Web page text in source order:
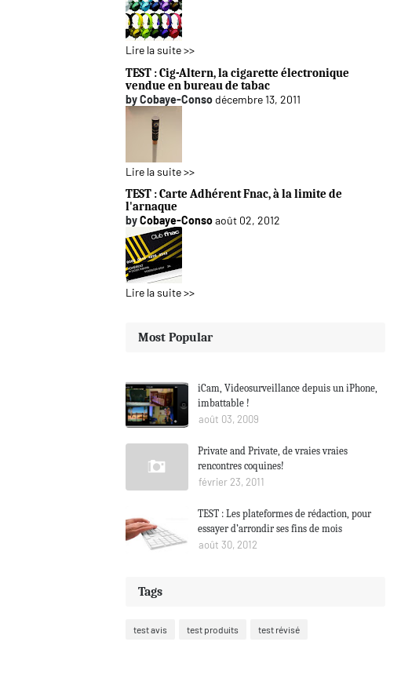
Lire la suite >>
TEST : Cig-Altern, la cigarette électronique
vendue en bureau de tabac
byCobaye-Conso décembre 13, 2011
Lire la suite >>
TEST : Carte Adhérent Fnac, à la limite de
l'arnaque
byCobaye-Consoaoût 02, 2012
Lire la suite >>
Most Popular
iCam, Videosurveillance depuis un iPhone,
imbattable !
août 03, 2009
Private and Private, de vraies vraies
rencontres coquines!
février 23, 2011
TEST : Les plateformes de rédaction, pour
essayer d’arrondir ses fins de mois
août 30, 2012
Tags
test avis test produits test révisé